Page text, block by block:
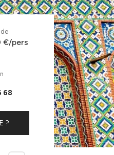
€/pers
68
?